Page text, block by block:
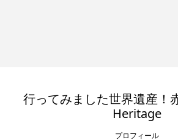
行ってみました世界遺産！
Heritage
プロフィール